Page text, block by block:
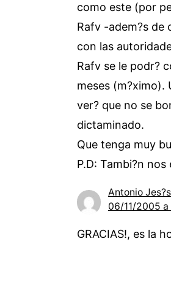
como este (por
Rafv -adem?s de
con las
Rafv se le podr?
meses (m?ximo).
ver? que no se
dictaminado.
Que tenga muy
P.D: Tambi?n
Antonio Jes?s
06/11/2005
GRACIAS!, es la